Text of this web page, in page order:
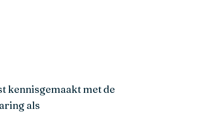
kennisgemaakt met de
als